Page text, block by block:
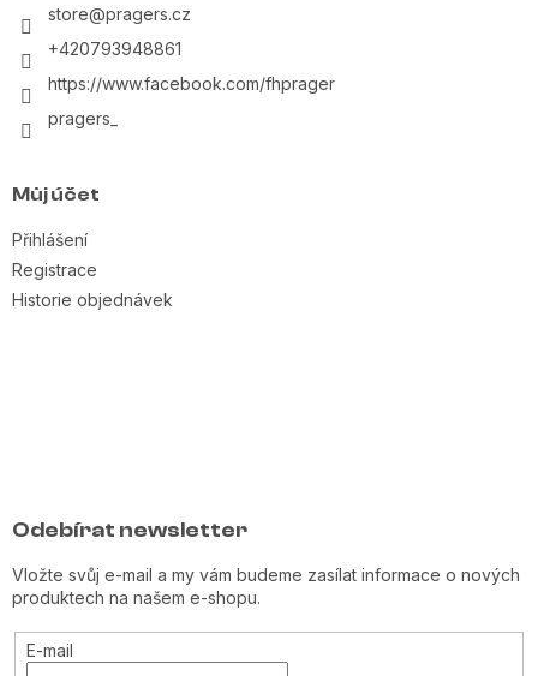
store@pragers.cz
+420793948861
https://www.facebook.com/fhprager
pragers_
Můj účet
Přihlášení
Registrace
Historie objednávek
Odebírat newsletter
Vložte svůj e-mail a my vám budeme zasílat informace o nových
produktech na našem e-shopu.
E-mail